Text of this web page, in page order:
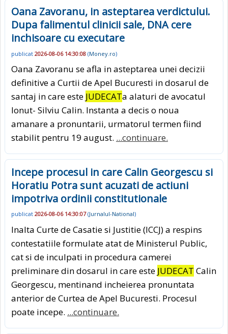
Oana Zavoranu, in asteptarea verdictului.
Dupa falimentul clinicii sale, DNA cere
inchisoare cu executare
publicat 2026-08-06 14:30:08 (Money.ro)
Oana Zavoranu se afla in asteptarea unei decizii
definitive a Curtii de Apel Bucuresti in dosarul de
santaj in care este JUDECATa alaturi de avocatul
Ionut- Silviu Calin. Instanta a decis o noua
amanare a pronuntarii, urmatorul termen fiind
stabilit pentru 19 august. ...continuare.
Incepe procesul in care Calin Georgescu si
Horatiu Potra sunt acuzati de actiuni
impotriva ordinii constitutionale
publicat 2026-08-06 14:30:07(Jurnalul-National)
Inalta Curte de Casatie si Justitie (ICCJ) a respins
contestatiile formulate atat de Ministerul Public,
cat si de inculpati in procedura camerei
preliminare din dosarul in care este JUDECAT Calin
Georgescu, mentinand incheierea pronuntata
anterior de Curtea de Apel Bucuresti. Procesul
poate incepe. ...continuare.